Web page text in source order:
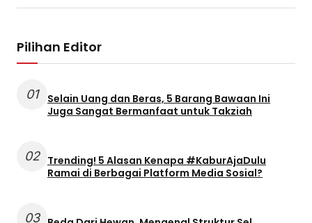
Pilihan Editor
01
Selain Uang dan Beras, 5 Barang Bawaan Ini
Juga Sangat Bermanfaat untuk Takziah
02 Trending! 5 Alasan Kenapa #KaburAjaDulu
Ramai di Berbagai Platform Media Sosial?
03